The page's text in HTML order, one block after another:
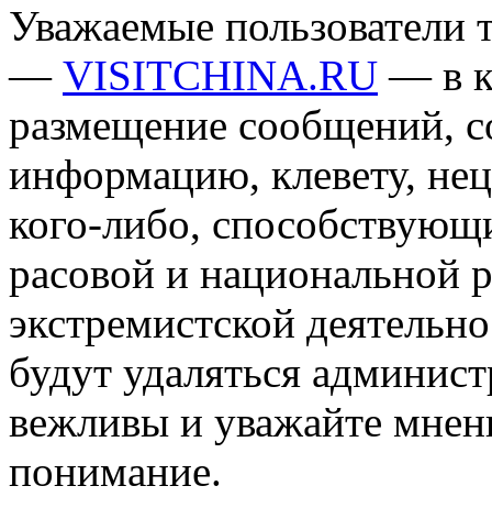
Уважаемые пользователи
— VISITCHINA.RU — в
размещение сообщений,
информацию, клевету,
кого-либо,
расовой и национальной
экстремистской
будут удаляться
вежливы и уважайте
понимание.